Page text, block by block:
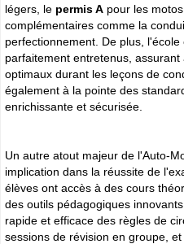
légers, le permis A pour les
complémentaires comme la
perfectionnement. De plus,
parfaitement entretenus,
optimaux durant les leçons de
également à la pointe des
enrichissante et sécurisée.
Un autre atout majeur de l'Auto-
implication dans la réussite de
élèves ont accès à des cours
des outils pédagogiques
rapide et efficace des règles de
sessions de révision en groupe,